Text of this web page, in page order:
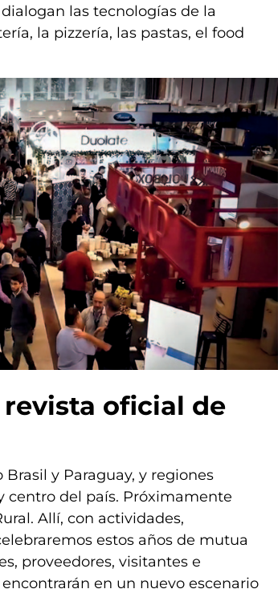
las tecnologías de la
la pizzería, las pastas, el food
oficial de
y Paraguay, y regiones
centro del país. Próximamente
Allí, con actividades,
estos años de mutua
proveedores, visitantes e
en un nuevo escenario